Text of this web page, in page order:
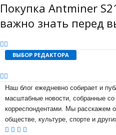
Покупка Antminer
важно знать перед
ВЫБОР РЕДАКТОРА
Наш блог ежедневно собирает и
масштабные новости, собранные
корреспондентами. Мы расскажем о
обществе, культуре, спорте и